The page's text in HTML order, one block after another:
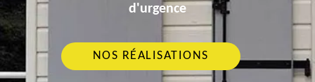
d'urgence
NOS RÉALISATIONS